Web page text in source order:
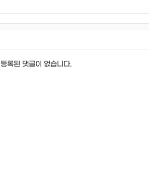
등록된 댓글이 없습니다.